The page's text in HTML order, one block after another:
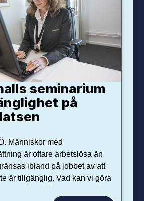
seminarium
på
Människor med
är oftare arbetslösa än
ibland på jobbet av att
är tillgänglig. Vad kan vi göra